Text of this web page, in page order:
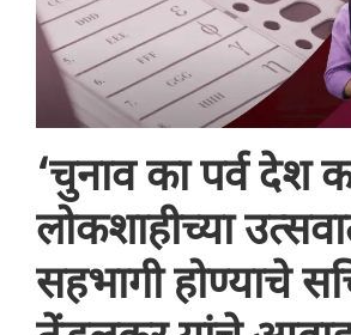
‘चुनाव का पर्व देश
लोकशाहीच्या
सहभागी होण्याचे